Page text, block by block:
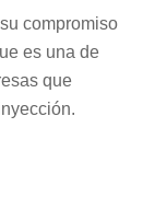
compromiso
es una de
que